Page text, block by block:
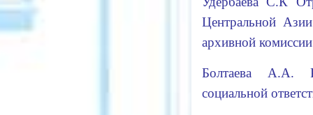
Центральной
архивной
Болтаева А.А.
социальной